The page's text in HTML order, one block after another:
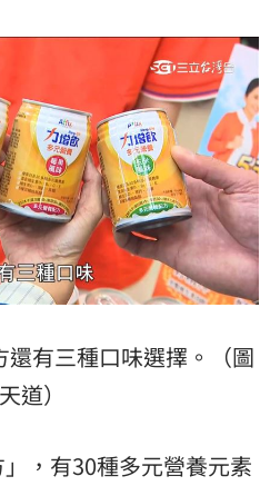
有三種口味選擇。（圖
道）
」，有30種多元營養元素